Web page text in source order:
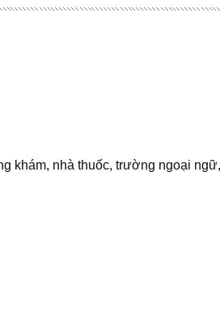
khám, nhà thuốc, trường ngoại